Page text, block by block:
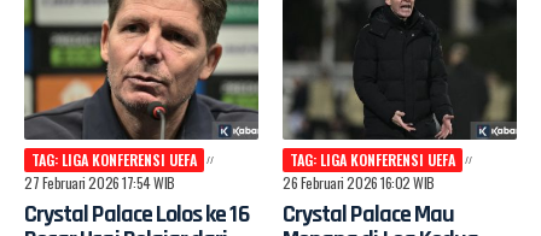
TAG: LIGA KONFERENSI UEFA
27 Februari 2026 17:54 WIB
Crystal Palace Lolos ke 16
TAG: LIGA KONFERENSI UEFA
26 Februari 2026 16:02 WIB
Crystal Palace Mau